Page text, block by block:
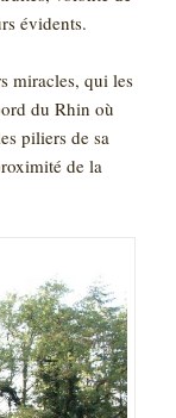
évidents.
miracles, qui les
du Rhin où
piliers de sa
de la